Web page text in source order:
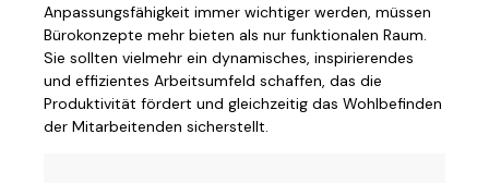
Anpassungsfähigkeit immer wichtiger werden, müssen
Bürokonzepte mehr bieten als nur funktionalen Raum.
Sie sollten vielmehr ein dynamisches, inspirierendes
und effizientes Arbeitsumfeld schaffen, das die
Produktivität fördert und gleichzeitig das Wohlbefinden
der Mitarbeitenden sicherstellt.